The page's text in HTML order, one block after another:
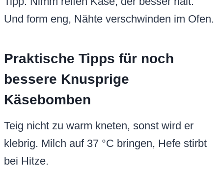
Und form eng, Nähte verschwinden im Ofen.
Praktische Tipps für noch
bessere Knusprige
Käsebomben
Teig nicht zu warm kneten, sonst wird er
klebrig. Milch auf 37 °C bringen, Hefe stirbt
bei Hitze.